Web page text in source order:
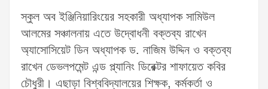
স্কুল অব ইঞ্জিনিয়ারিংয়ের সহকারী অধ্যাপক সামিউল
আলমের সঞ্চালনায় এতে উদ্বোধনী বক্তব্য রাখেন
অ্যাসোসিয়েট ডিন অধ্যাপক ড. নাজিম উদ্দিন ও বক্তব্য
রাখেন ডেভলপমেন্ট এন্ড প্ল্যানিং ডিরেক্টর শাফায়েত কবির
চৌধুরী। এছাড়া বিশ্ববিদ্যালয়ের শিক্ষক, কর্মকর্তা ও